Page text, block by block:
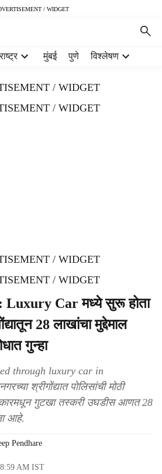
/ WIDGET
मुंबई पुणे विश्लेषण
/ WIDGET
/ WIDGET
/ WIDGET
/ WIDGET
Car मध्ये सुरू होता
28 लाखांचा मुद्देमाल
गुन्हा
through luxury car in
श्रीगोंद्यात पोलिसांची मोठी
गुटखा तस्करी उघडीस आणत 28
आहे.
Pendhare
AM IST